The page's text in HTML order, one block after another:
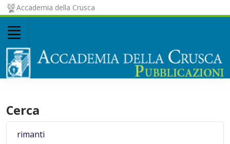
Accademia della Crusca
Cerca